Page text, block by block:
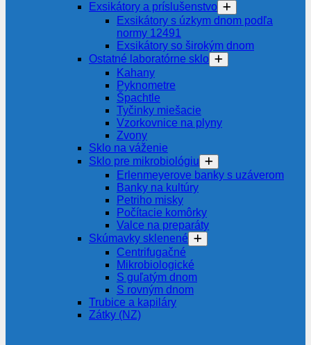
Exsikátory a príslušenstvo
Exsikátory s úzkym dnom podľa
normy 12491
Exsikátory so širokým dnom
Ostatné laboratórne sklo
Kahany
Pyknometre
Špachtle
Tyčinky miešacie
Vzorkovnice na plyny
Zvony
Sklo na váženie
Sklo pre mikrobiológiu
Erlenmeyerove banky s uzáverom
Banky na kultúry
Petriho misky
Počítacie komôrky
Valce na preparáty
Skúmavky sklenené
Centrifugačné
Mikrobiologické
S guľatým dnom
S rovným dnom
Trubice a kapiláry
Zátky (NZ)